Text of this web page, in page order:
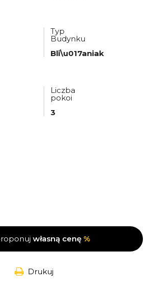
Typ
Budynku
Bli\u017aniak
Liczba
pokoi
3
własną cenę %
Drukuj